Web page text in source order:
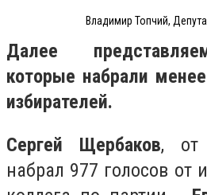
Владимир Топчий,
Далее
которые набрали
избирателей.
Сергей Щербаков, от
набрал 977 голосов от